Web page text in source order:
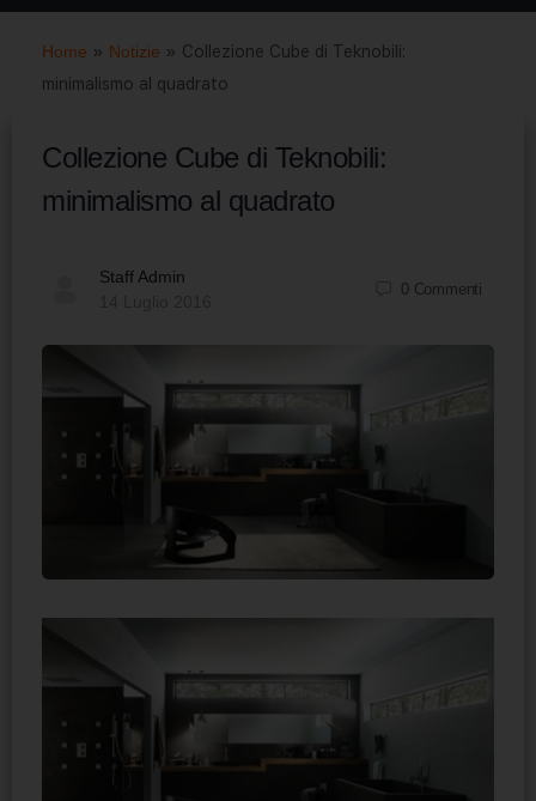
Home » Notizie » Collezione Cube di Teknobili:
minimalismo al quadrato
Collezione Cube di Teknobili:
minimalismo al quadrato
Staff Admin
0 Commenti